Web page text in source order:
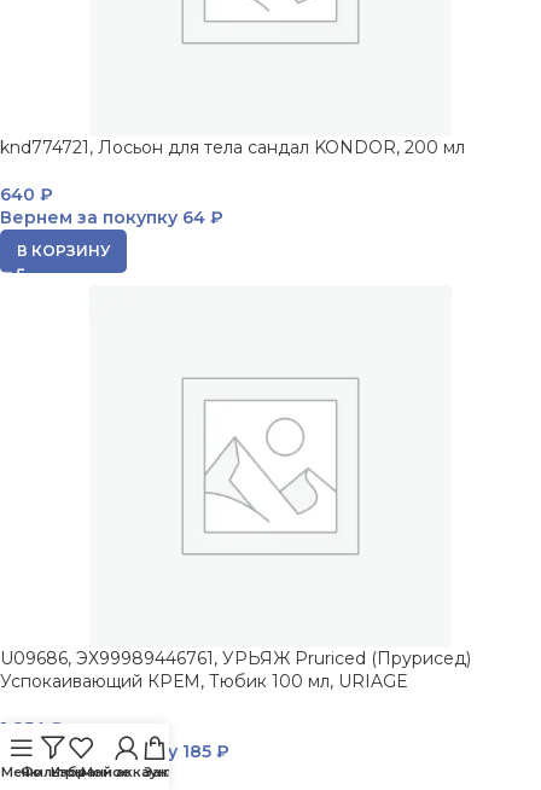
knd774721, Лосьон для тела сандал KONDOR, 200 мл
640 ₽
Вернем за покупку 64 ₽
В КОРЗИНУ
U09686, ЭХ99989446761, УРЬЯЖ Pruriced (Прурисед)
Успокаивающий КРЕМ, Тюбик 100 мл, URIAGE
1 854 ₽
Вернем за покупку 185 ₽
В КОРЗИНУ
МенюФильтры
Избранное
Мой аккаунт
Заказ